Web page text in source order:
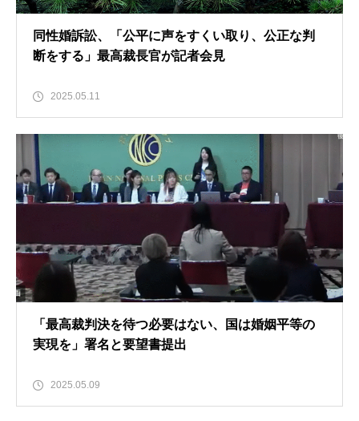
同性婚訴訟、「公平に声をすくい取り、公正な判
断をする」最高裁長官が記者会見
2025.05.11
「最高裁判決を待つ必要はない、国は婚姻平等の
実現を」署名と要望書提出
2025.05.09